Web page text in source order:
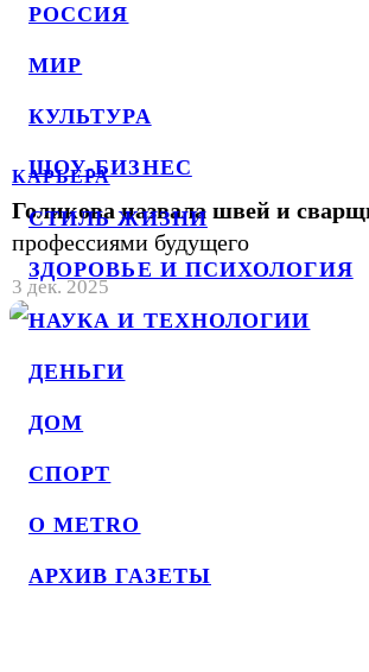
РОССИЯ
МИР
КУЛЬТУРА
ШОУ-БИЗНЕС
СТИЛЬ ЖИЗНИ
ЗДОРОВЬЕ И ПСИХОЛОГИЯ
НАУКА И ТЕХНОЛОГИИ
ДЕНЬГИ
ДОМ
СПОРТ
О METRO
АРХИВ ГАЗЕТЫ
КАРЬЕРА
Голикова назвала швей и
профессиями будущего
3 дек. 2025